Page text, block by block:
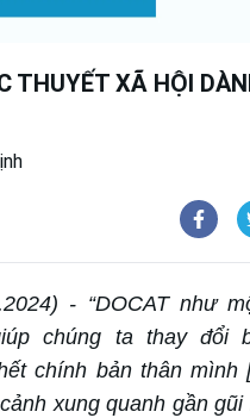
THUYẾT XÃ HỘI
- “DOCAT như
chúng ta thay đổi
chính bản thân mình
xung quanh gần gũi